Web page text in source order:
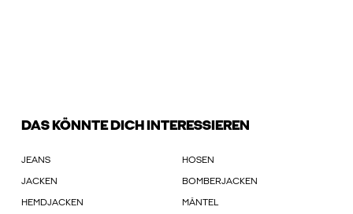
DAS KÖNNTE DICH INTERESSIEREN
JEANS HOSEN
JACKEN BOMBERJACKEN
HEMDJACKEN MÄNTEL